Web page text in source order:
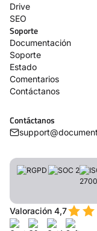
Drive
SEO
Soporte
Documentación
Soporte
Estado
Comentarios
Contáctanos
Contáctanos
Valoración 4,7